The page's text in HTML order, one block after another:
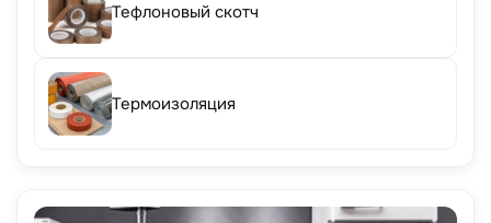
Тефлоновый скотч
Термоизоляция